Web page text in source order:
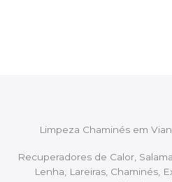
Limpeza Chaminés em
Recuperadores de Calor,
Lenha, Lareiras, Chaminés,